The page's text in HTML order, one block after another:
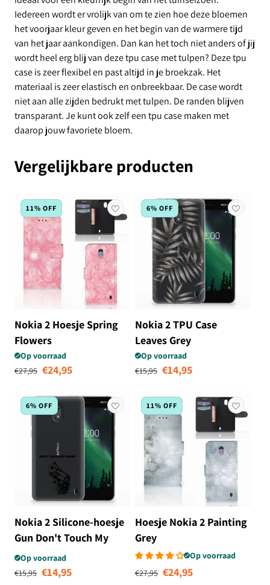
Iedereen wordt er vrolijk van om te zien hoe deze bloemen
het voorjaar kleur geven en het begin van de warmere tijd
van het jaar aankondigen. Dan kan het toch niet anders of jij
wordt heel erg blij van deze tpu case met tulpen? Deze tpu
case is zeer flexibel en past altijd in je broekzak. Het
materiaal is zeer elastisch en onbreekbaar. De case wordt
niet aan alle zijden bedrukt met tulpen. De randen blijven
transparant. Je kunt ook zelf een tpu case maken met
daarop jouw favoriete bloem.
Vergelijkbare producten
11% OFF
Nokia 2 Hoesje Spring
Flowers
Op voorraad
Normale prijs
€27,95 Aanbiedingsprijs
€24,95
6% OFF
Nokia 2 TPU Case
Leaves Grey
Op voorraad
Normale prijs
€15,95 €14,95
6% OFF
Nokia 2 Silicone-hoesje
Gun Don't Touch My
Phone
Op voorraad
Normale prijs
€15,95 Aanbiedingsprijs
€14,95
11% OFF
Hoesje Nokia 2 Painting
Grey
Op voorraad
Normale prijs
€27,95 €24,95